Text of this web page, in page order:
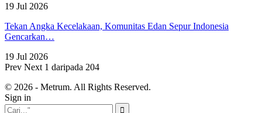
19 Jul 2026
Tekan Angka Kecelakaan, Komunitas Edan Sepur Indonesia
Gencarkan…
19 Jul 2026
Prev Next 1 daripada 204
© 2026 - Metrum. All Rights Reserved.
Sign in